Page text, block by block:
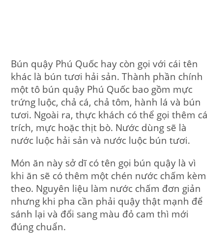
Bún quậy Phú Quốc hay còn gọi với cái tên
khác là bún tươi hải sản. Thành phần chính
một tô bún quậy Phú Quốc bao gồm mực
trứng luộc, chả cá, chả tôm, hành lá và bún
tươi. Ngoài ra, thực khách có thể gọi thêm cá
trích, mực hoặc thịt bò. Nước dùng sẽ là
nước luộc hải sản và nước luộc bún tươi.
Món ăn này sở dĩ có tên gọi bún quậy là vì
khi ăn sẽ có thêm một chén nước chấm kèm
theo. Nguyên liệu làm nước chấm đơn giản
nhưng khi pha cần phải quậy thật mạnh để
sánh lại và đổi sang màu đỏ cam thì mới
đúng chuẩn.